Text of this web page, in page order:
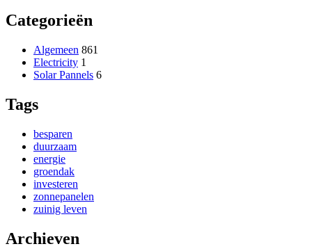
Categorieën
Algemeen 861
Electricity 1
Solar Pannels 6
Tags
besparen
duurzaam
energie
groendak
investeren
zonnepanelen
zuinig leven
Archieven